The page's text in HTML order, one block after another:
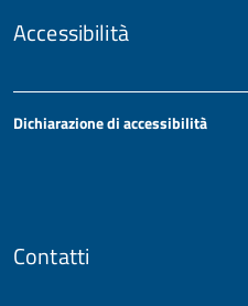
Accessibilità
Dichiarazione di accessibilità
Contatti